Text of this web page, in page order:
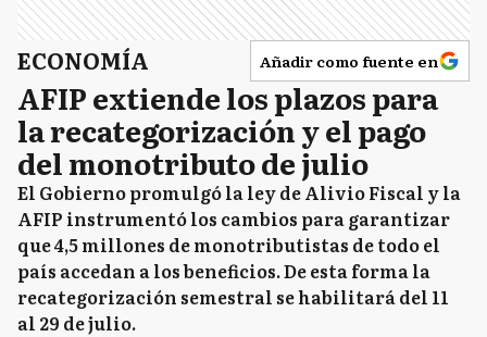
ECONOMÍA Añadir como fuente en
AFIP extiende los plazos para
la recategorización y el pago
del monotributo de julio
El Gobierno promulgó la ley de Alivio Fiscal y la
AFIP instrumentó los cambios para garantizar
que 4,5 millones de monotributistas de todo el
país accedan a los beneficios. De esta forma la
recategorización semestral se habilitará del 11
al 29 de julio.